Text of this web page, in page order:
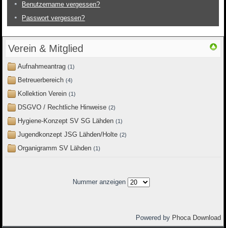
Benutzername vergessen?
Passwort vergessen?
Verein & Mitglied
Aufnahmeantrag (1)
Betreuerbereich (4)
Kollektion Verein (1)
DSGVO / Rechtliche Hinweise (2)
Hygiene-Konzept SV SG Lähden (1)
Jugendkonzept JSG Lähden/Holte (2)
Organigramm SV Lähden (1)
Nummer anzeigen
Powered by Phoca Download